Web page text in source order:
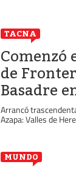
TACNA
Comenzó
de
Basadre
Arrancó
Azapa: Valles de
MUNDO